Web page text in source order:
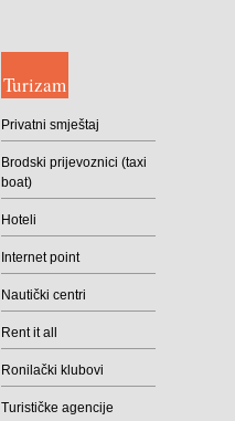
Turizam
Privatni smještaj
Brodski prijevoznici (taxi
boat)
Hoteli
Internet point
Nautički centri
Rent it all
Ronilački klubovi
Turističke agencije